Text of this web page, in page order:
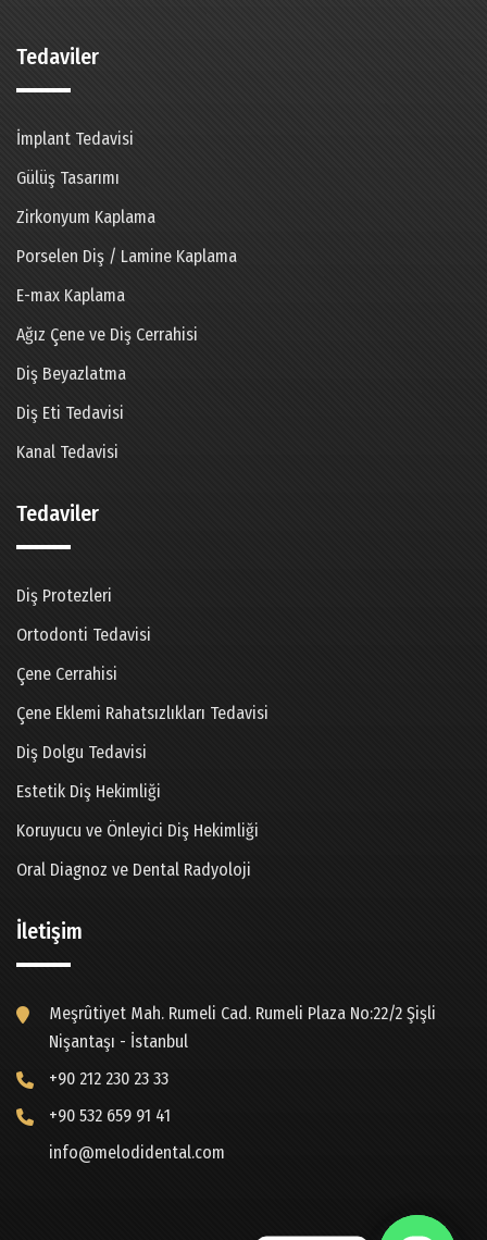
Tedaviler
İmplant Tedavisi
Gülüş Tasarımı
Zirkonyum Kaplama
Porselen Diş / Lamine Kaplama
E-max Kaplama
Ağız Çene ve Diş Cerrahisi
Diş Beyazlatma
Diş Eti Tedavisi
Kanal Tedavisi
Tedaviler
Diş Protezleri
Ortodonti Tedavisi
Çene Cerrahisi
Çene Eklemi Rahatsızlıkları Tedavisi
Diş Dolgu Tedavisi
Estetik Diş Hekimliği
Koruyucu ve Önleyici Diş Hekimliği
Oral Diagnoz ve Dental Radyoloji
İletişim
Meşrûtiyet Mah. Rumeli Cad. Rumeli Plaza No:22/2 Şişli
Nişantaşı - İstanbul
+90 212 230 23 33
+90 532 659 91 41
info@melodidental.com